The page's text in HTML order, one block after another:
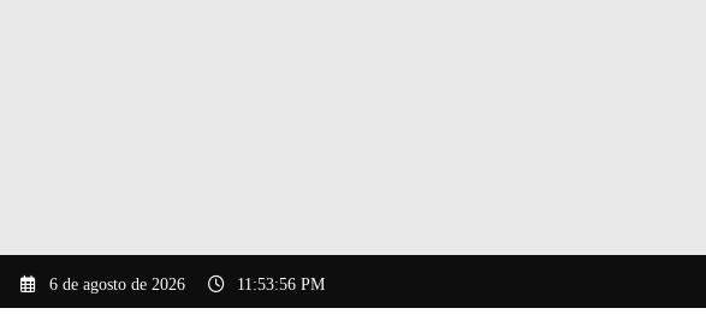
para
6 de agosto de 2026 11:53:57 PM